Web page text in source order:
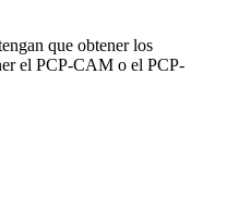
que obtener los
el PCP-CAM o el PCP-